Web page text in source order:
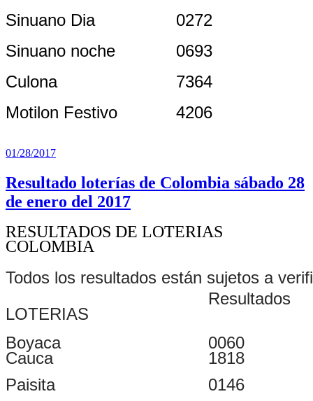
Sinuano Dia
Sinuano noche
Culona
Motilon Festivo
0272
0693
7364
4206
Publicado
01/28/2017
Resultado loterías de Colombia sábado 28
de enero del 2017
RESULTADOS DE LOTERIAS
COLOMBIA
Todos los resultados están sujetos a
Resultados
LOTERIAS
Boyaca
0060
Cauca
1818
Paisita
0146